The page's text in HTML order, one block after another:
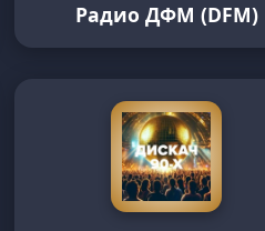
Радио ДФМ (DFM)